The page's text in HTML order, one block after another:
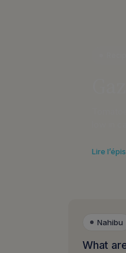
Lire
Nahibu
What